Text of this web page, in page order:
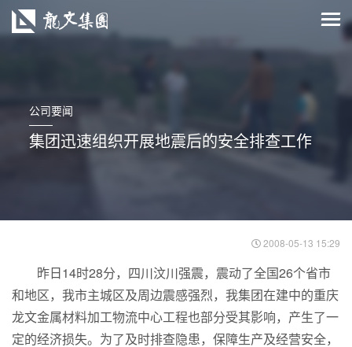
公司要闻
集团迅速组织开展地震后的安全排查工作
2008-05-13 15:29
昨日14时28分，四川汶川强震，震动了全国26个省市
和地区，我市主城区及周边震感强烈，我集团在建中的重庆
龙文金属材料加工物流中心工程也部分受其影响，产生了一
定的经济损失。为了及时排查隐患，保障生产及经营安全，